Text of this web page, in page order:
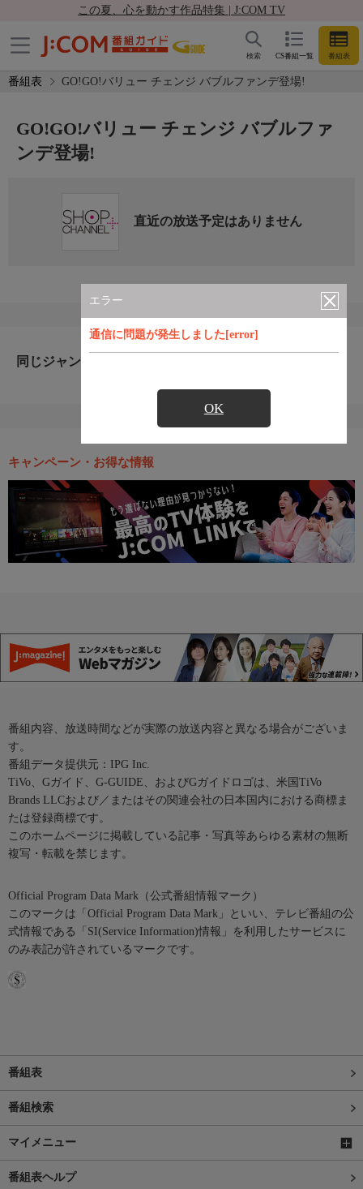
この夏、心を動かす作品特集 | J:COM TV
CS番組一覧 番組表
検索
番組表 GO!GO!バリュー チェンジ バブルファンデ登場!
エラー
通信に問題が発生しました[error]
OK
GO!GO!バリュー チェンジ バブルファ
ンデ登場!
直近の放送予定はありません
同じジャンルのおすすめ番組
キャンペーン・お得な情報
番組内容、放送時間などが実際の放送内容と異なる場合がございま
す。
番組データ提供元：IPG Inc.
TiVo、Gガイド、G-GUIDE、およびGガイドロゴは、米国TiVo
Brands LLCおよび／またはその関連会社の日本国内における商標ま
たは登録商標です。
このホームページに掲載している記事・写真等あらゆる素材の無断
複写・転載を禁じます。
Official Program Data Mark（公式番組情報マーク）
このマークは「Official Program Data Mark」といい、テレビ番組の公
式情報である「SI(Service Information)情報」を利用したサービスに
のみ表記が許されているマークです。
番組表
番組検索
マイメニュー
番組表ヘルプ